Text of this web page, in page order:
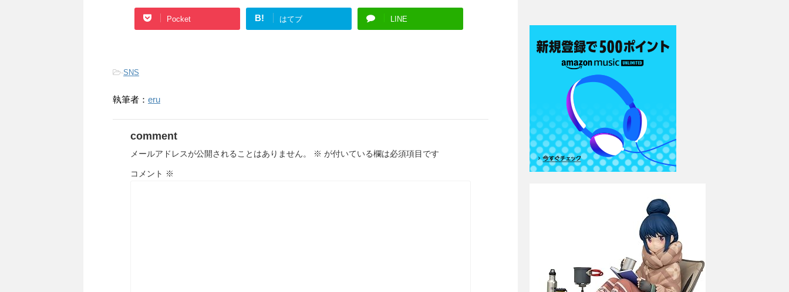
Pocket B! はてブ LINE
-SNS
執筆者： eru
comment
メールアドレスが公開されることはありません。 ※ が付いている欄は必須項目です
コメント ※